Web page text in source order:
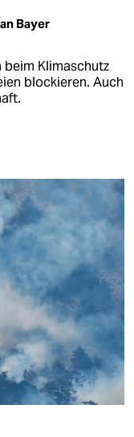
Bayer
Klimaschutz
blockieren. Auch